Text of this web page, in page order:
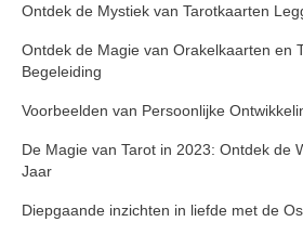
Ontdek de Mystiek van Tarotkaarten
Ontdek de Magie van Orakelkaarten en
Begeleiding
Voorbeelden van Persoonlijke
De Magie van Tarot in 2023: Ontdek de
Jaar
Diepgaande inzichten in liefde met de